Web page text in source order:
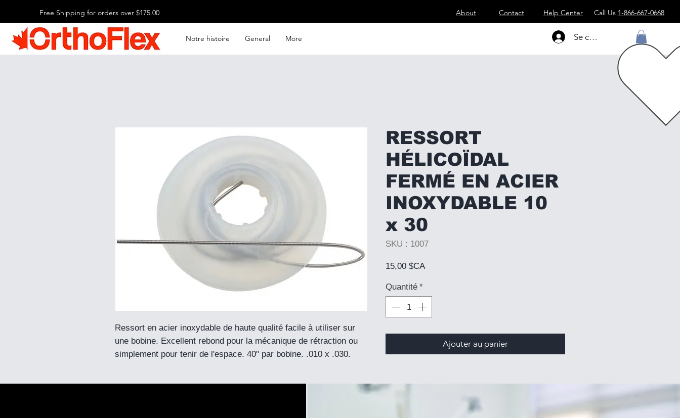
Free Shipping for orders over $175.00 About Contact Help Center Call Us 1-866-667-0668
Notre histoire General More Se connecter
Ressort en acier inoxydable de haute qualité facile à utiliser sur
une bobine. Excellent rebond pour la mécanique de rétraction ou
simplement pour tenir de l'espace. 40" par bobine. .010 x .030.
RESSORT
HÉLICOÏDAL
FERMÉ EN ACIER
INOXYDABLE 10
x 30
SKU : 1007
15,00 $CAPrix
Quantité *
Ajouter au panier